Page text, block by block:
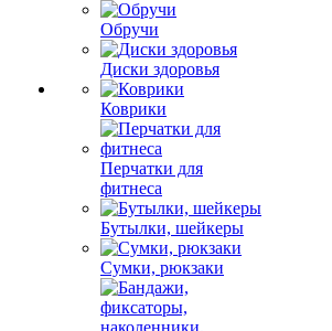
Обручи
Диски здоровья
Коврики
Перчатки для
фитнеса
Бутылки, шейкеры
Сумки, рюкзаки